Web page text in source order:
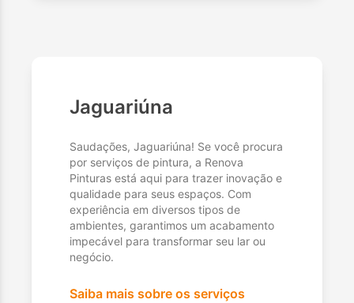
Jaguariúna
Saudações, Jaguariúna! Se você procura
por serviços de pintura, a Renova
Pinturas está aqui para trazer inovação e
qualidade para seus espaços. Com
experiência em diversos tipos de
ambientes, garantimos um acabamento
impecável para transformar seu lar ou
negócio.
Saiba mais sobre os serviços